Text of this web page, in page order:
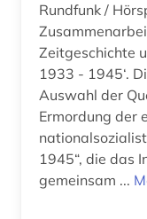
Rundfunk /
Zeitgeschichte
1933 - 1945‘. Die Produktion folgt in ihrer
Auswahl der
Ermordung der
1945“, die das
gemeinsam ...